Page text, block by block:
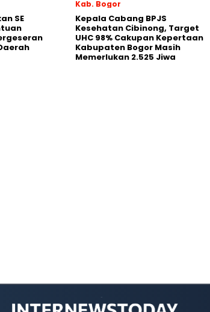
SE
Kab. Bogor
Kepala Cabang BPJS
Kesehatan Cibinong, Target
UHC 98% Cakupan Kepertaan
Kabupaten Bogor Masih
Memerlukan 2.525 Jiwa